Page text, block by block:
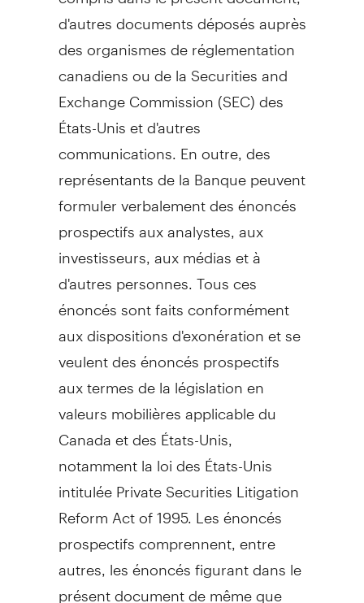
d'autres documents déposés auprès
des organismes de réglementation
canadiens ou de la Securities and
Exchange Commission (SEC) des
États-Unis et d'autres
communications. En outre, des
représentants de la Banque peuvent
formuler verbalement des énoncés
prospectifs aux analystes, aux
investisseurs, aux médias et à
d'autres personnes. Tous ces
énoncés sont faits conformément
aux dispositions d'exonération et se
veulent des énoncés prospectifs
aux termes de la législation en
valeurs mobilières applicable du
Canadaet des États-Unis,
notamment la loi des États-Unis
intitulée Private Securities Litigation
Reform Act of 1995. Les énoncés
prospectifs comprennent, entre
autres, les énoncés figurant dans le
présent document de même que